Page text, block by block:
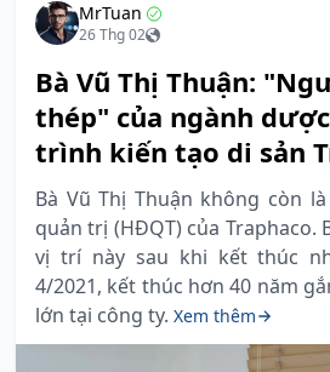
MrTuan
26 Thg 02
Bà Vũ Thị Thuận:
thép" của ngành
trình kiến tạo di sản
Bà Vũ Thị Thuận không còn
quản trị (HĐQT) của Traphaco.
vị trí này sau khi kết thúc
4/2021, kết thúc hơn 40 năm
lớn tại công ty. Xem thêm